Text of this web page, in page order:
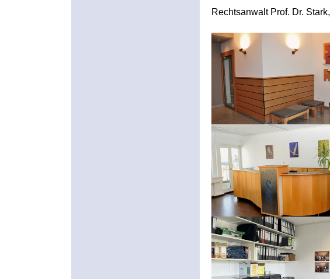
Rechtsanwalt Prof. Dr. Stark,